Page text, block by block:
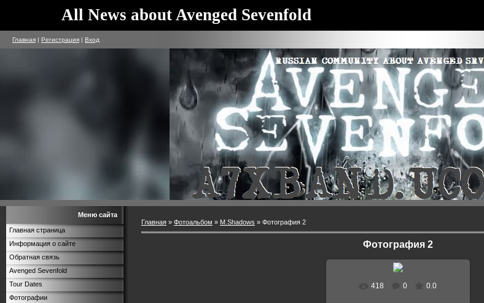
All News about Avenged Sevenfold
Главная | Регистрация | Вход
Меню сайта
Главная страница
Информация о сайте
Обратная связь
Avenged Sevenfold
Tour Dates
Фотографии
Главная » Фотоальбом » M.Shadows » Фотография 2
Фотография 2
В реальном размере 1053x1455
418 0 0.0